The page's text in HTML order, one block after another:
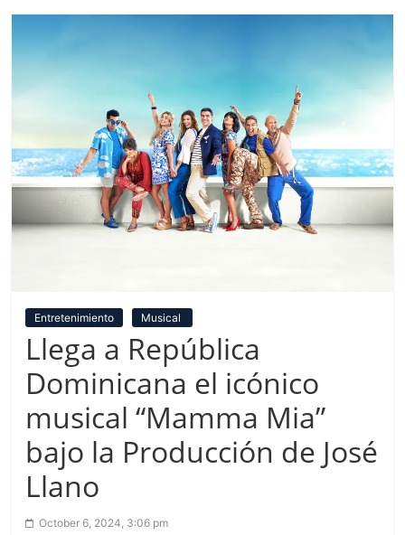
Entretenimiento Musical
Llega a República
Dominicana el icónico
musical “Mamma Mia”
bajo la Producción de José
Llano
October 6, 2024, 3:06 pm